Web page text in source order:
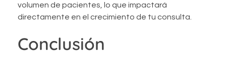
volumen de pacientes, lo que impactará
directamente en el crecimiento de tu consulta.
Conclusión